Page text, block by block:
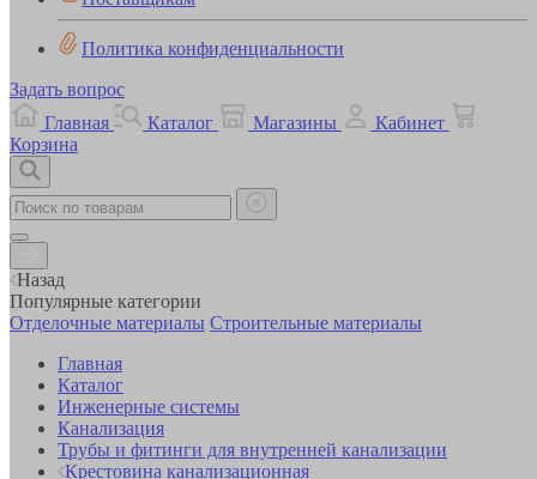
Политика конфиденциальности
Задать вопрос
Главная
Каталог Магазины
Кабинет
Корзина
Назад
Популярные категории
Отделочные материалы Строительные материалы
Главная
Каталог
Инженерные системы
Канализация
Трубы и фитинги для внутренней канализации
Крестовина канализационная